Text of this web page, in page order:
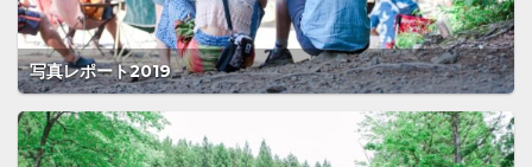
写真レポート2019